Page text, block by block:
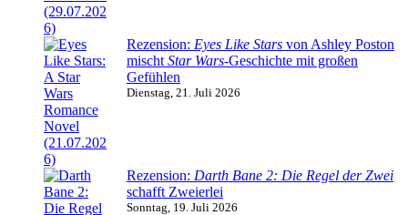
Rezension: Eyes Like Stars von Ashley Poston
mischt Star Wars-Geschichte mit großen
Gefühlen
Dienstag, 21. Juli 2026
Rezension: Darth Bane 2: Die Regel der Zwei
schafft Zweierlei
Sonntag, 19. Juli 2026